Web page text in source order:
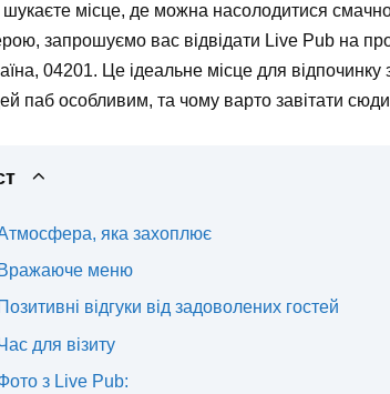
місце, де можна насолодитися
запрошуємо вас відвідати Live Pub на
04201. Це ідеальне місце для
паб особливим, та чому варто завітати
яка захоплює
Вражаюче меню
Позитивні відгуки від задоволених гостей
для візиту
з Live Pub: